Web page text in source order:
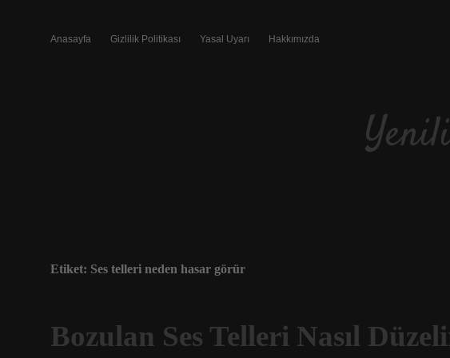
Anasayfa Gizlilik Politikası Yasal Uyarı Hakkımızda
Etiket: Ses telleri neden hasar görür
Bozulan Ses Telleri Nasıl